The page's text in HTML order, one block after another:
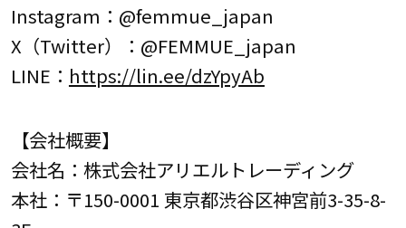
Instagram：@femmue_japan
X（Twitter）：@FEMMUE_japan
LINE： https://lin.ee/dzYpyAb
【会社概要】
会社名：株式会社アリエルトレーディング
本社：〒150-0001 東京都渋谷区神宮前3-35-8-